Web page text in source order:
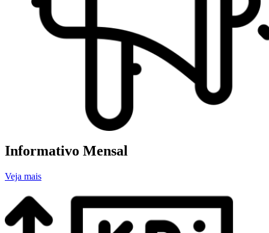
Informativo Mensal
Veja mais